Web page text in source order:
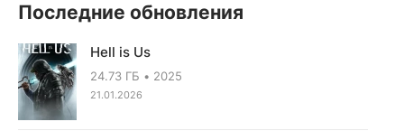
Последние обновления
Hell is Us
24.73 ГБ 2025
21.01.2026